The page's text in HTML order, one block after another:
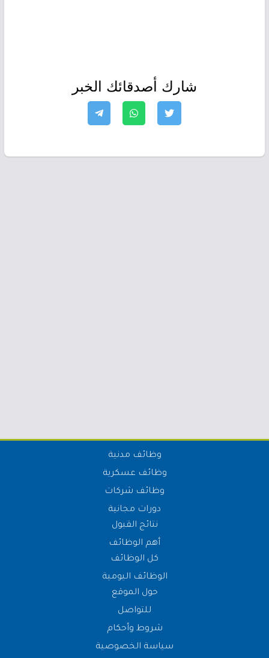
شارك أصدقائك الخبر
وظائف مدنية
وظائف عسكرية
وظائف شركات
دورات مجانية
نتائج القبول
أهم الوظائف
كل الوظائف
الوظائف اليومية
حول الموقع
للتواصل
شروط وأحكام
سياسة الخصوصية